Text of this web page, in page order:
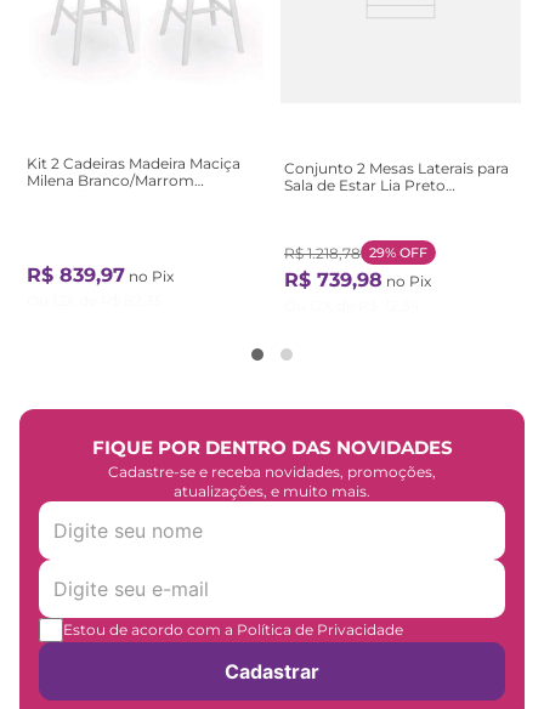
Kit 2 Cadeiras Madeira Maciça
Milena Branco/Marrom
R$ 839,97 no Pix
Conjunto 2 Mesas Laterais para
Sala de Estar Lia Preto
R$ 1.218,78 29% OFF
R$ 739,98 no Pix
FIQUE POR DENTRO DAS NOVIDADES
Cadastre-se e receba novidades, promoções,
atualizações, e muito mais.
Estou de acordo com a Política de Privacidade
Cadastrar